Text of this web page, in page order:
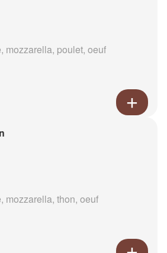
mozzarella, poulet, oeuf
mozzarella, thon, oeuf